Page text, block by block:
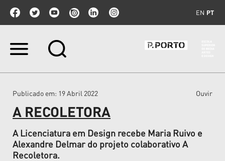
EN PT
Ir
Ir
navegação
Publicado em: 19 Abril 2022 Ouvir
A RECOLETORA
A Licenciatura em Design recebe Maria Ruivo e
Alexandre Delmar do projeto colaborativo A
Recoletora.